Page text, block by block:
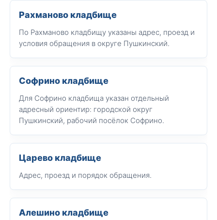
Рахманово кладбище
По Рахманово кладбищу указаны адрес, проезд и
условия обращения в округе Пушкинский.
Софрино кладбище
Для Софрино кладбища указан отдельный
адресный ориентир: городской округ
Пушкинский, рабочий посёлок Софрино.
Царево кладбище
Адрес, проезд и порядок обращения.
Алешино кладбище